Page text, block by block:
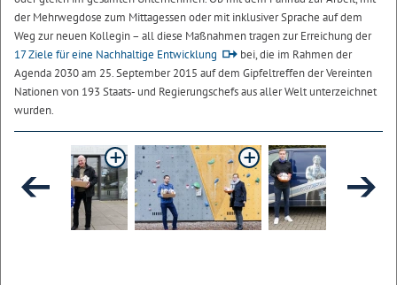
der Mehrwegdose zum Mittagessen oder mit inklusiver Sprache auf dem
Weg zur neuen Kollegin – all diese Maßnahmen tragen zur Erreichung der
17 Ziele für eine Nachhaltige Entwicklung
bei, die im Rahmen der
Agenda 2030 am 25. September 2015 auf dem Gipfeltreffen der Vereinten
Nationen von 193 Staats- und Regierungschefs aus aller Welt unterzeichnet
wurden.